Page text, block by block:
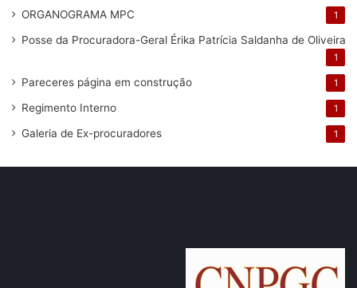
ORGANOGRAMA MPC 1
Posse da Procuradora-Geral Érika Patrícia Saldanha de Oliveira
1
Pareceres página em construção 1
Regimento Interno 1
Galeria de Ex-procuradores 1